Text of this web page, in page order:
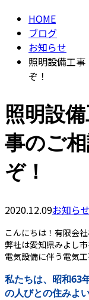
HOME
ブログ
お知らせ
照明設備工事
ぞ！
照明設
事のご
ぞ！
2020.12.09お知らせ
こんにちは！有限会社
弊社は愛知県みよし
電気設備に伴う電気工
私たちは、昭和63
の人びとの住みよ